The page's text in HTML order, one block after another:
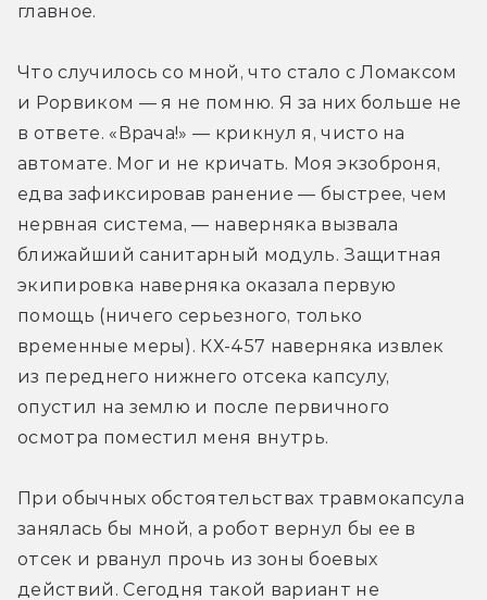
главное.
Что случилось со мной, что стало с Ломаксом
и Рорвиком — я не помню. Я за них больше не
в ответе. «Врача!» — крикнул я, чисто на
автомате. Мог и не кричать. Моя экзоброня,
едва зафиксировав ранение — быстрее, чем
нервная система, — наверняка вызвала
ближайший санитарный модуль. Защитная
экипировка наверняка оказала первую
помощь (ничего серьезного, только
временные меры). КХ-457 наверняка извлек
из переднего нижнего отсека капсулу,
опустил на землю и после первичного
осмотра поместил меня внутрь.
При обычных обстоятельствах травмокапсула
занялась бы мной, а робот вернул бы ее в
отсек и рванул прочь из зоны боевых
действий. Сегодня такой вариант не